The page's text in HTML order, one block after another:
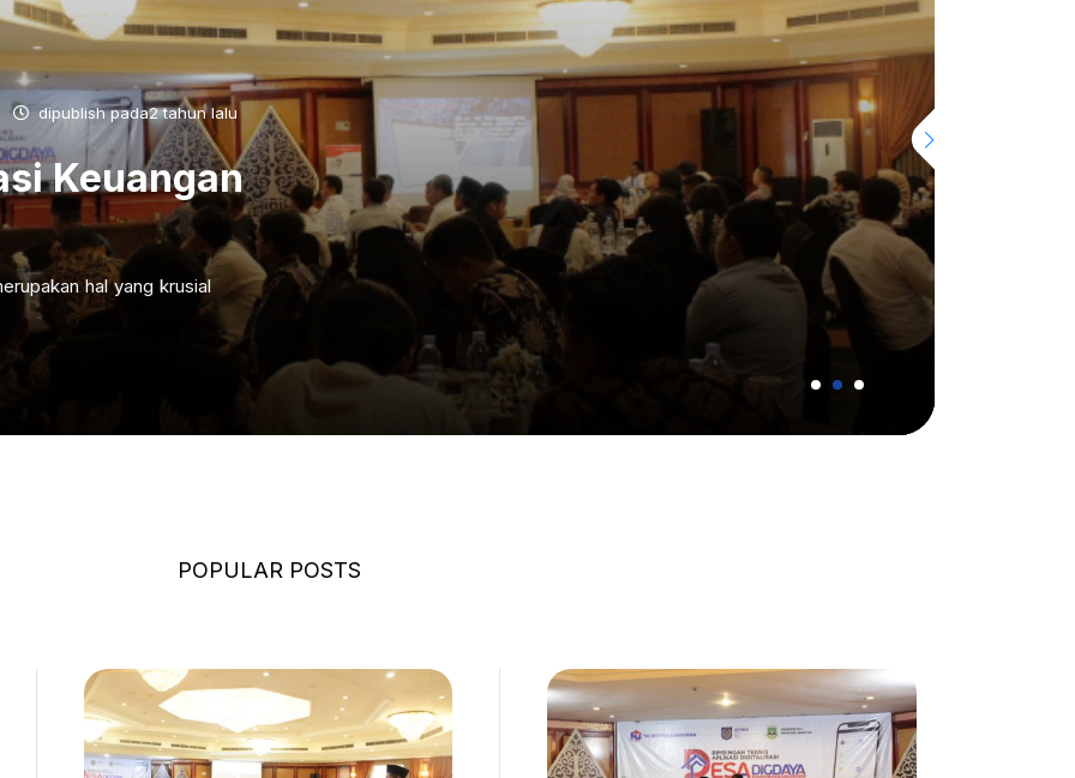
dipublish pada2 tahun lalu
Keuangan
hal yang krusial
POPULAR POSTS